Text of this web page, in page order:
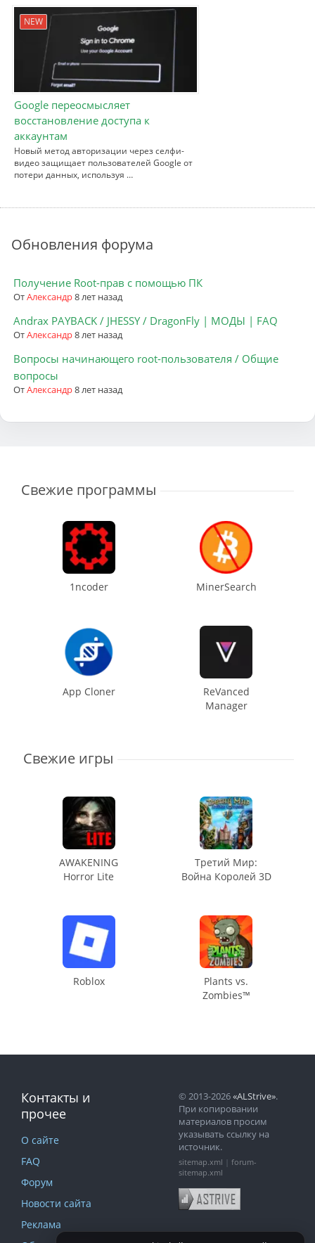
NEW
Google переосмысляет
восстановление доступа к
аккаунтам
Новый метод авторизации через селфи-
видео защищает пользователей Google от
потери данных, используя …
Обновления форума
Получение Root-прав с помощью ПК
ОтАлександр8 лет назад
Andrax PAYBACK / JHESSY / DragonFly | МОДЫ | FAQ
ОтАлександр8 лет назад
Вопросы начинающего root-пользователя / Общие
вопросы
ОтАлександр8 лет назад
Свежие программы
1ncoder MinerSearch
App Cloner
ReVanced
Manager
Свежие игры
AWAKENING
Horror Lite
Третий Мир:
Война Королей 3D
Roblox
Plants vs.
Zombies™
Контакты и
прочее
О сайте
FAQ
Форум
Новости сайта
Реклама
© 2013-2026«ALStrive».
При копировании
материалов просим
указывать ссылку на
источник.
sitemap.xml
forum-
sitemap.xml